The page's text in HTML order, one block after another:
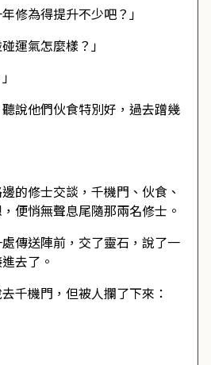
修為得提升不少吧？」
運氣怎麼樣？」
聽說他們伙食特別好，過去蹭幾
的修士交談，千機門、伙食、
便悄無聲息尾隨那兩名修士。
傳送陣前，交了靈石，說了一
去了。
千機門，但被人攔了下來：